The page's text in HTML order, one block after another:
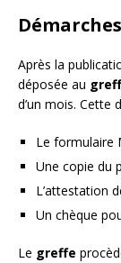
Après la
déposée au
d’un mois. Cette
Le formulaire
Une copie du
L’attestation
Un chèque
Le greffe